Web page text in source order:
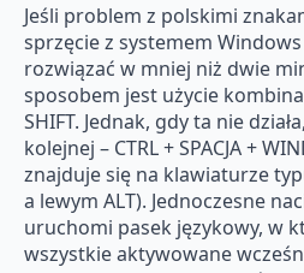
Jeśli problem z polskimi
sprzęcie z systemem
rozwiązać w mniej niż dwie
sposobem jest użycie
SHIFT. Jednak, gdy ta nie
kolejnej – CTRL + SPACJA +
znajduje się na klawiaturze
a lewym ALT). Jednoczesne
uruchomi pasek językowy, w
wszystkie aktywowane